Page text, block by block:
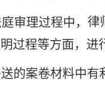
审理过程中， 律
过程等方面，进
的案卷材料中